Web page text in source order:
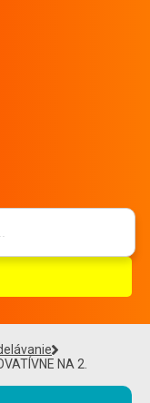
NA 2.